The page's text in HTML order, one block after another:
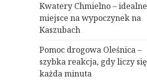
Kwatery Chmielno – idealne
miejsce na wypoczynek na
Kaszubach
Pomoc drogowa Oleśnica –
szybka reakcja, gdy liczy się
każda minuta